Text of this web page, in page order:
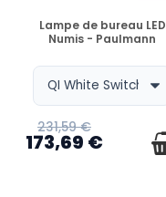
EN STOCK
Lampe de bureau LED
Numis - Paulmann
231,59 €
173,69 €